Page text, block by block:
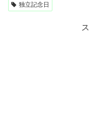
独立記念日